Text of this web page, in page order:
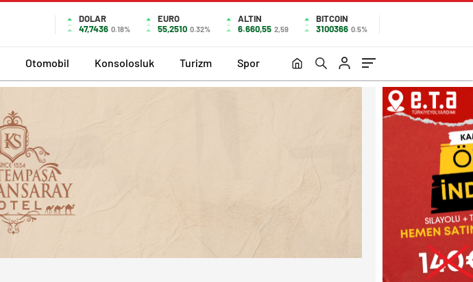
DOLAR
47,7436 0.18%
EURO
55,2510 0.32%
ALTIN
6.660,55 2,59
BITCOIN
3100366 0.5%
Otomobil Konsolosluk Turizm Spor